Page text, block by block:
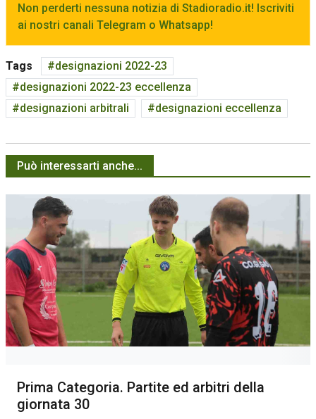
Non perderti nessuna notizia di Stadioradio.it! Iscriviti
ai nostri canali Telegram o Whatsapp!
Tags
designazioni 2022-23
designazioni 2022-23 eccellenza
designazioni arbitrali
designazioni eccellenza
Può interessarti anche...
Prima Categoria. Partite ed arbitri della
giornata 30